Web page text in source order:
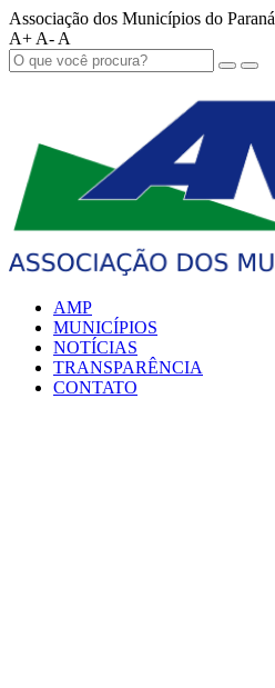
Associação dos Municípios do Paraná
A+ A- A
AMP
MUNICÍPIOS
NOTÍCIAS
TRANSPARÊNCIA
CONTATO